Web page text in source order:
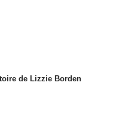
de Lizzie Borden